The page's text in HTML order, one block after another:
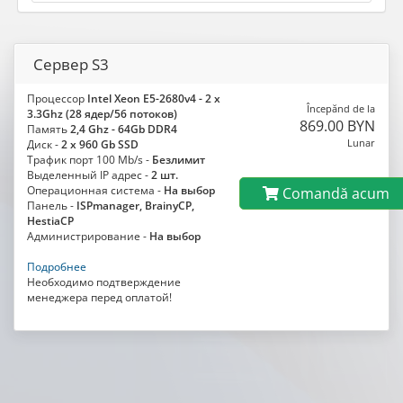
Сервер S3
Процессор Intel Xeon E5-2680v4 - 2 x
3.3Ghz (28 ядер/56 потоков)
Память2,4 Ghz - 64Gb DDR4
Диск -2 x 960 Gb SSD
Трафик порт 100 Mb/s - Безлимит
Выделенный IP адрес -2 шт.
Операционная система - На выбор
Панель - ISPmanager, BrainyCP,
HestiaCP
Администрирование - На выбор
Подробнее
Необходимо подтверждение
менеджера перед оплатой!
Începănd de la
869.00 BYN
Lunar
Comandă acum